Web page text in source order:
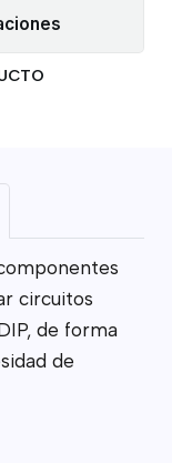
circuitos
de forma
de